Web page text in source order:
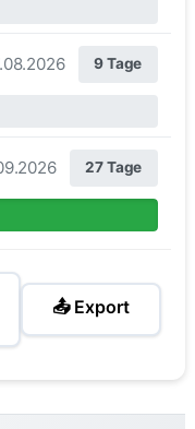
9 Tage
27 Tage
📤 Export